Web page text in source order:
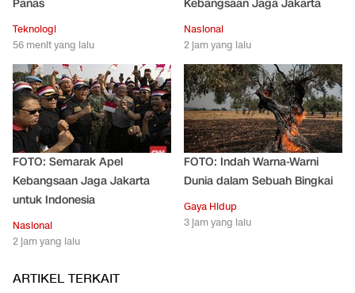
Panas
Teknologi
56 menit yang lalu
Kebangsaan Jaga Jakarta
Nasional
2 jam yang lalu
FOTO: Semarak Apel
Kebangsaan Jaga Jakarta
untuk Indonesia
Nasional
2 jam yang lalu
FOTO: Indah Warna-Warni
Dunia dalam Sebuah Bingkai
Gaya Hidup
3 jam yang lalu
ARTIKEL TERKAIT